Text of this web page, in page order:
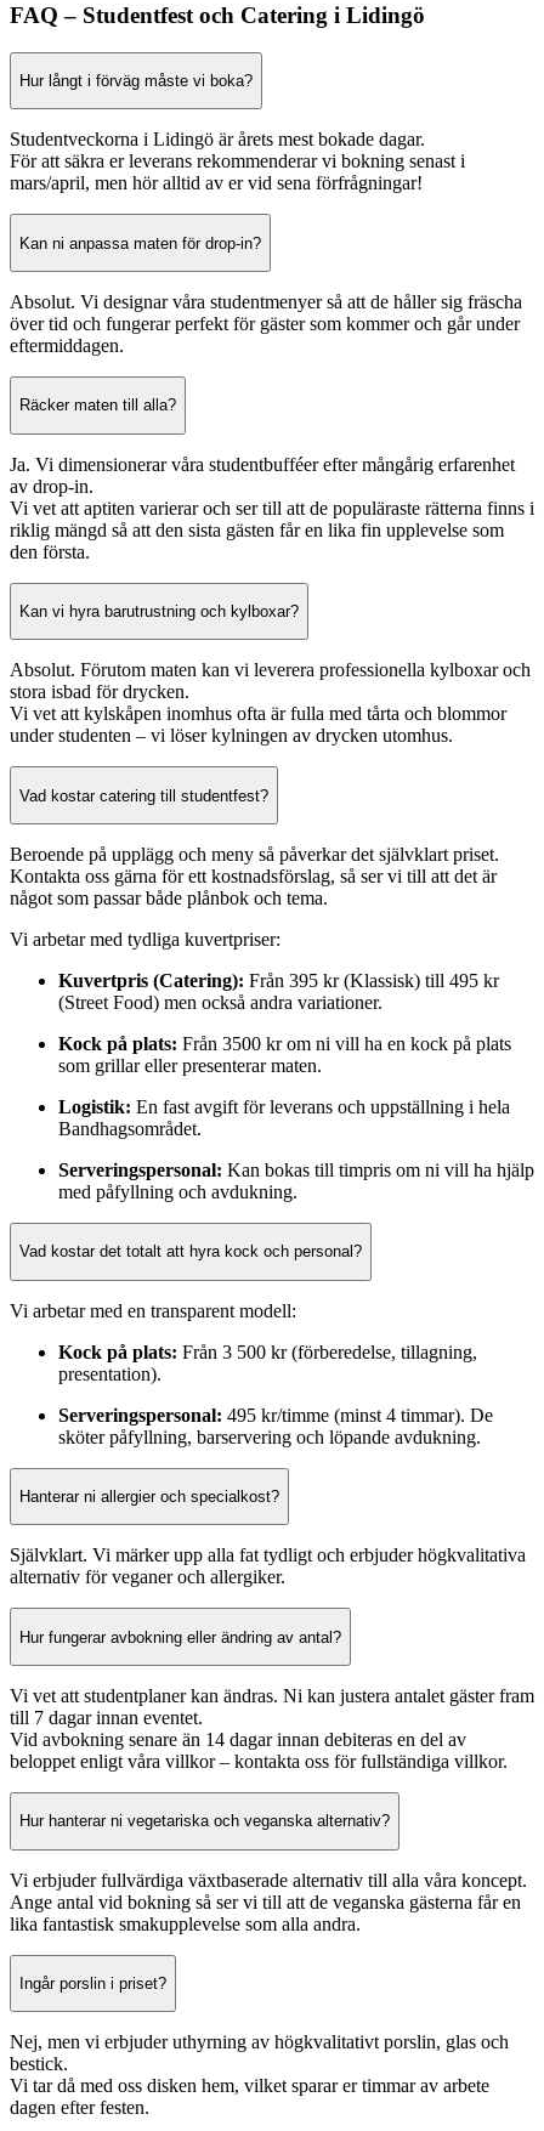
FAQ – Studentfest och Catering i Lidingö
Hur långt i förväg måste vi boka?
Studentveckorna i Lidingö är årets mest bokade dagar.
För att säkra er leverans rekommenderar vi bokning senast i
mars/april, men hör alltid av er vid sena förfrågningar!
Kan ni anpassa maten för drop-in?
Absolut. Vi designar våra studentmenyer så att de håller sig fräscha
över tid och fungerar perfekt för gäster som kommer och går under
eftermiddagen.
Räcker maten till alla?
Ja. Vi dimensionerar våra studentbufféer efter mångårig erfarenhet
av drop-in.
Vi vet att aptiten varierar och ser till att de populäraste rätterna finns i
riklig mängd så att den sista gästen får en lika fin upplevelse som
den första.
Kan vi hyra barutrustning och kylboxar?
Absolut. Förutom maten kan vi leverera professionella kylboxar och
stora isbad för drycken.
Vi vet att kylskåpen inomhus ofta är fulla med tårta och blommor
under studenten – vi löser kylningen av drycken utomhus.
Vad kostar catering till studentfest?
Beroende på upplägg och meny så påverkar det självklart priset.
Kontakta oss gärna för ett kostnadsförslag, så ser vi till att det är
något som passar både plånbok och tema.
Vi arbetar med tydliga kuvertpriser:
Kuvertpris (Catering): Från 395 kr (Klassisk) till 495 kr
(Street Food) men också andra variationer.
Kock på plats: Från 3500 kr om ni vill ha en kock på plats
som grillar eller presenterar maten.
Logistik: En fast avgift för leverans och uppställning i hela
Bandhagsområdet.
Serveringspersonal: Kan bokas till timpris om ni vill ha hjälp
med påfyllning och avdukning.
Vad kostar det totalt att hyra kock och personal?
Vi arbetar med en transparent modell:
Kock på plats: Från 3 500 kr (förberedelse, tillagning,
presentation).
Serveringspersonal: 495 kr/timme (minst 4 timmar). De
sköter påfyllning, barservering och löpande avdukning.
Hanterar ni allergier och specialkost?
Självklart. Vi märker upp alla fat tydligt och erbjuder högkvalitativa
alternativ för veganer och allergiker.
Hur fungerar avbokning eller ändring av antal?
Vi vet att studentplaner kan ändras. Ni kan justera antalet gäster fram
till 7 dagar innan eventet.
Vid avbokning senare än 14 dagar innan debiteras en del av
beloppet enligt våra villkor – kontakta oss för fullständiga villkor.
Hur hanterar ni vegetariska och veganska alternativ?
Vi erbjuder fullvärdiga växtbaserade alternativ till alla våra koncept.
Ange antal vid bokning så ser vi till att de veganska gästerna får en
lika fantastisk smakupplevelse som alla andra.
Ingår porslin i priset?
Nej, men vi erbjuder uthyrning av högkvalitativt porslin, glas och
bestick.
Vi tar då med oss disken hem, vilket sparar er timmar av arbete
dagen efter festen.